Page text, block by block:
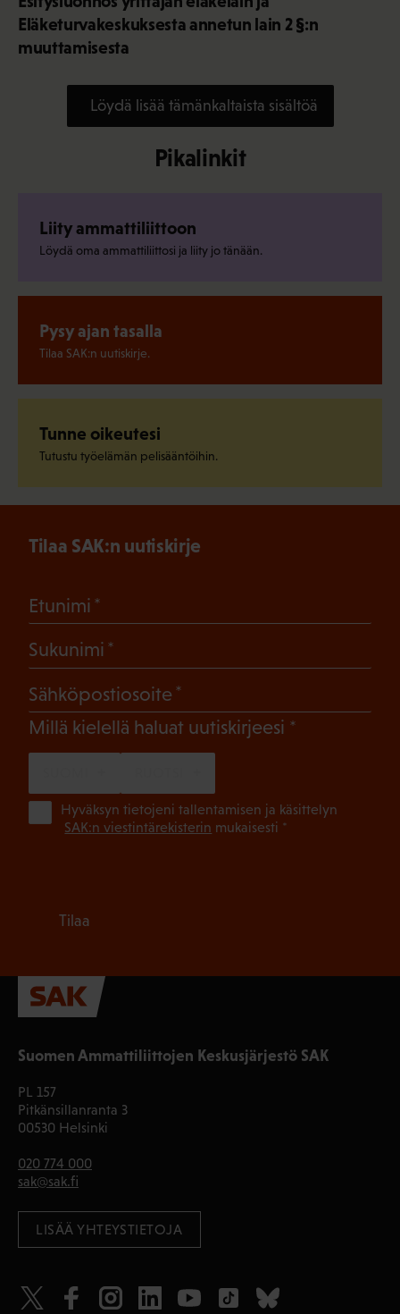
Eläketurvakeskuksesta annetun lain 2 §:n
muuttamisesta
Löydä lisää tämänkaltaista sisältöä
Pikalinkit
Liity ammattiliittoon
Löydä oma ammattiliittosi ja liity jo tänään.
Pysy ajan tasalla
Tilaa SAK:n uutiskirje.
Tunne oikeutesi
Tutustu työelämän pelisääntöihin.
Suomen Ammattiliittojen Keskusjärjestö SAK
PL 157
Pitkänsillanranta 3
00530 Helsinki
020 774 000
sak@sak.fi
LISÄÄ YHTEYSTIETOJA
Tilaa SAK:n uutiskirje
Etunimi
Sukunimi
Sähköpostiosoite
Millä kielellä haluat uutiskirjeesi (Pakollinen)
Hyväksyn tietojeni tallentamisen ja käsittelyn
SAK:n viestintärekisterin mukaisesti *
Tilaa